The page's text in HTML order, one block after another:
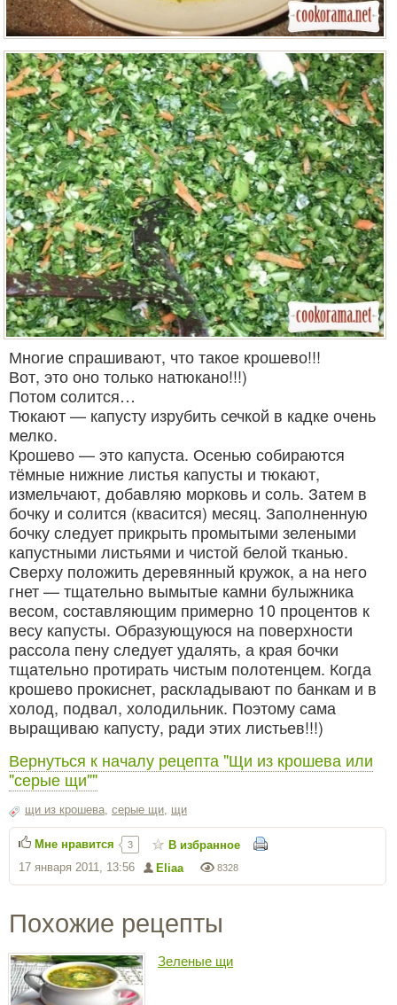
Многие спрашивают, что такое крошево!!!
Вот, это оно только натюкано!!!)
Потом солится…
Тюкают — капусту изрубить сечкой в кадке очень
мелко.
Крошево — это капуста. Осенью собираются
тёмные нижние листья капусты и тюкают,
измельчают, добавляю морковь и соль. Затем в
бочку и солится (квасится) месяц. Заполненную
бочку следует прикрыть промытыми зелеными
капустными листьями и чистой белой тканью.
Сверху положить деревянный кружок, а на него
гнет — тщательно вымытые камни булыжника
весом, составляющим примерно 10 процентов к
весу капусты. Образующуюся на поверхности
рассола пену следует удалять, а края бочки
тщательно протирать чистым полотенцем. Когда
крошево прокиснет, раскладывают по банкам и в
холод, подвал, холодильник. Поэтому сама
выращиваю капусту, ради этих листьев!!!)
Вернуться к началу рецепта "Щи из крошева или
"серые щи""
щи из крошева серые щи щи
8328
Eliaa
17 января 2011, 13:56
Мне нравится 3 В избранное
Похожие рецепты
Зеленые щи